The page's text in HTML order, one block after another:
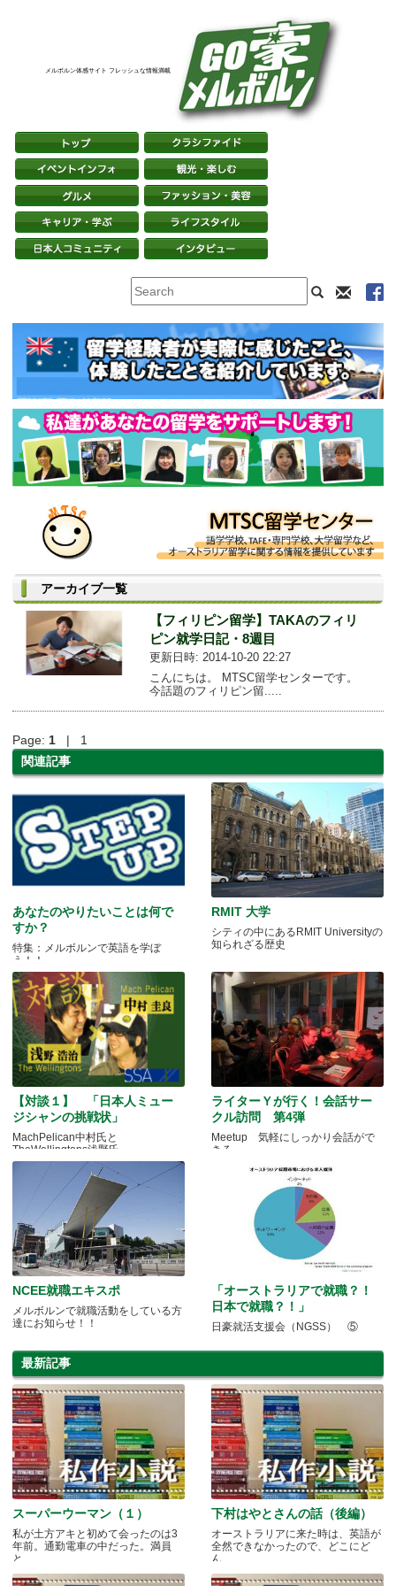
メルボルン体感サイト フレッシュな情報満載
アーカイブ一覧
【フィリピン留学】TAKAのフィリ
ピン就学日記・8週目
更新日時: 2014-10-20 22:27
こんにちは。 MTSC留学センターです。
今話題のフィリピン留.....
Page: 1 | 1
関連記事
あなたのやりたいことは何で
すか？
特集：メルボルンで英語を学ぼ
う！！
RMIT 大学
シティの中にあるRMIT Universityの
知られざる歴史
【対談１】 「日本人ミュー
ジシャンの挑戦状」
MachPelican中村氏と
TheWellingtons浅野氏
ライターＹが行く！会話サー
クル訪問 第4弾
Meetup 気軽にしっかり会話がで
きる
NCEE就職エキスポ
メルボルンで就職活動をしている方
達にお知らせ！！
「オーストラリアで就職？！
日本で就職？！」
日豪就活支援会（NGSS） ⑤
最新記事
スーパーウーマン（１）
私が土方アキと初めて会ったのは3
年前。通勤電車の中だった。満員
と.....
下村はやとさんの話（後編）
オーストラリアに来た時は、英語が
全然できなかったので、どこにど
ん.....